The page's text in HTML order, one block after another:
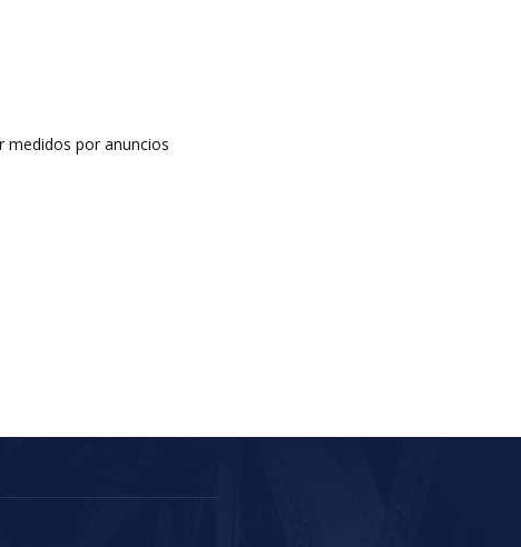
medidos por anuncios